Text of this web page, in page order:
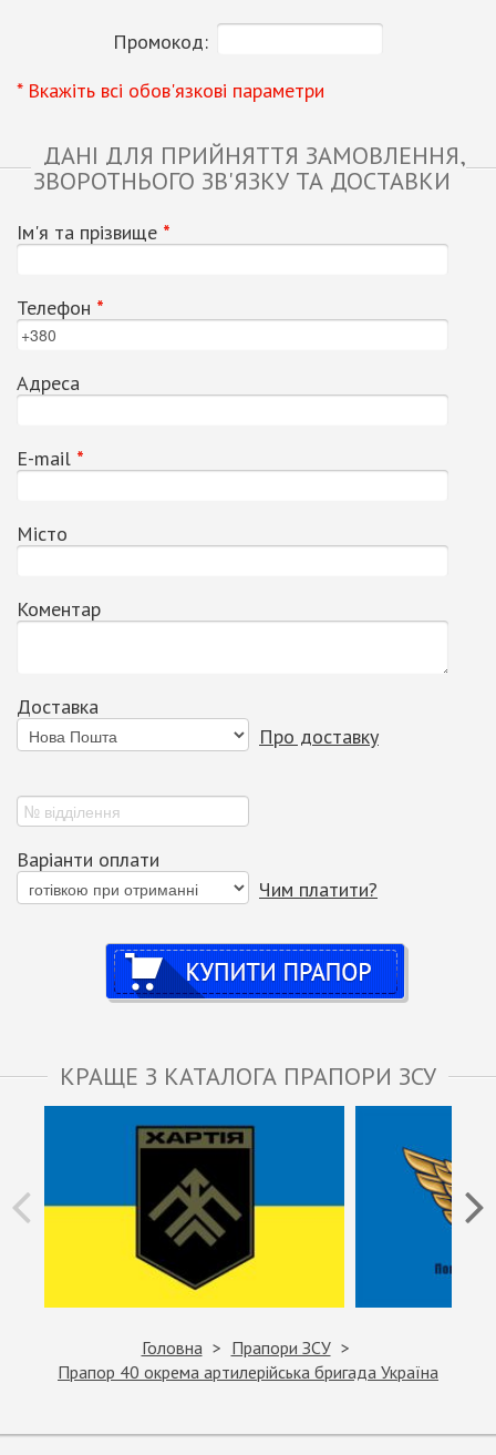
Промокод:
* Вкажіть всі обов'язкові параметри
ДАНІ ДЛЯ ПРИЙНЯТТЯ ЗАМОВЛЕННЯ,
ЗВОРОТНЬОГО ЗВ'ЯЗКУ ТА ДОСТАВКИ
Ім'я та прізвище *
Телефон *
Адреса
Е-mail *
Місто
Коментар
Доставка
Про доставку
Варіанти оплати
Чим платити?
Купити
КРАЩЕ З КАТАЛОГА ПРАПОРИ ЗСУ
Головна
Прапори ЗСУ
Прапор 40 окрема артилерійська бригада Україна